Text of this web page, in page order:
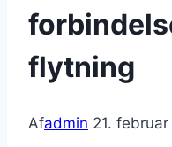
flytning
Afadmin 21.